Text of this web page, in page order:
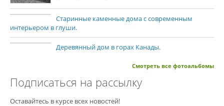
Старинные каменные дома с современным
интерьером в глуши.
Деревянный дом в горах Канады.
Смотреть все фотоальбомы
Подписаться на рассылку
Оставайтесь в курсе всех новостей!